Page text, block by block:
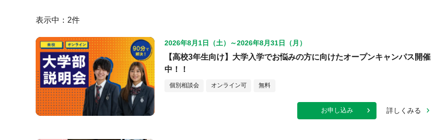
表示中： 2件
2026年8月1日（土）～2026年8月31日（月）
【高校3年生向け】大学入学でお悩みの方に向けたオープンキャンパス開催
中！！
個別相談会 オンライン可 無料
お申し込み 詳しくみる